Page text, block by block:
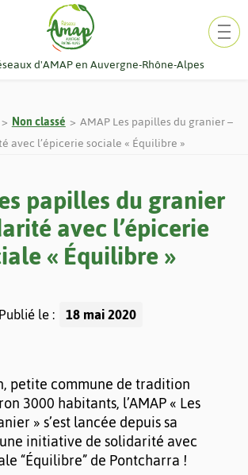
d'AMAP en Auvergne-Rhône-Alpes
Non classé
AMAP Les papilles du granier –
avec l’épicerie sociale « Équilibre »
papilles du granier
avec l’épicerie
« Équilibre »
Publié le : 18 mai 2020
petite commune de tradition
3000 habitants, l’AMAP « Les
» s’est lancée depuis sa
initiative de solidarité avec
“Équilibre” de Pontcharra !